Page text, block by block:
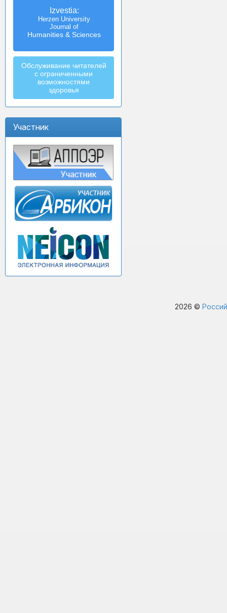
Izvestia:
Herzen University
Journal of
Humanities & Sciences
Обслуживание читателей
с ограниченными
возможностями
здоровья
Участник
2026 ©